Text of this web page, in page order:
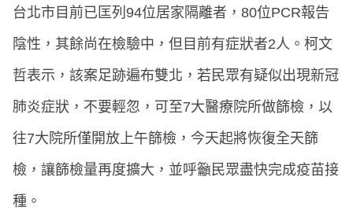
台北市目前已匡列94位居家隔離者，80位PCR報告
陰性，其餘尚在檢驗中，但目前有症狀者2人。柯文
哲表示，該案足跡遍布雙北，若民眾有疑似出現新冠
肺炎症狀，不要輕忽，可至7大醫療院所做篩檢，以
往7大院所僅開放上午篩檢，今天起將恢復全天篩
檢，讓篩檢量再度擴大，並呼籲民眾盡快完成疫苗接
種。